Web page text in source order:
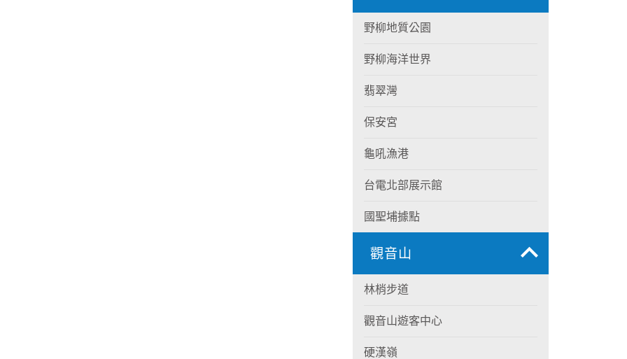
野柳地質公園
野柳海洋世界
翡翠灣
保安宮
龜吼漁港
台電北部展示館
國聖埔據點
觀音山
林梢步道
觀音山遊客中心
硬漢嶺